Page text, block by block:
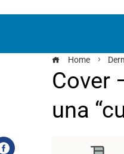
Home
Cover
una